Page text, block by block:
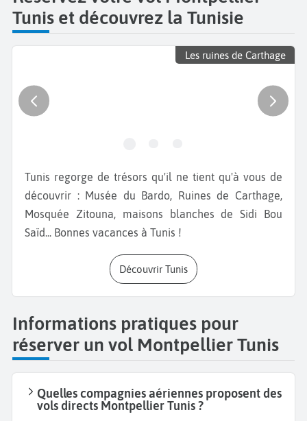
Tunis et découvrez la Tunisie
Les ruines de Carthage
Tunis regorge de trésors qu'il ne tient qu'à vous de
découvrir : Musée du Bardo, Ruines de Carthage,
Mosquée Zitouna, maisons blanches de Sidi Bou
Saïd... Bonnes vacances à Tunis !
Découvrir Tunis
Informations pratiques pour
réserver un vol Montpellier Tunis
Quelles compagnies aériennes proposent des
vols directs Montpellier Tunis ?